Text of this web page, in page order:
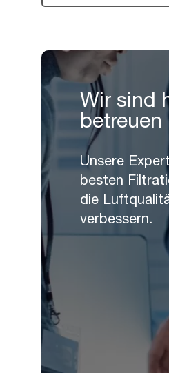
Wir sind
betreuen
Unsere
besten
die
verbessern.